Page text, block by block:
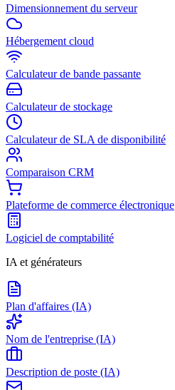
Dimensionnement du serveur
Hébergement cloud
Calculateur de bande passante
Calculateur de stockage
Calculateur de SLA de disponibilité
Comparaison CRM
Plateforme de commerce électronique
Logiciel de comptabilité
IA et générateurs
Plan d'affaires (IA)
Nom de l'entreprise (IA)
Description de poste (IA)